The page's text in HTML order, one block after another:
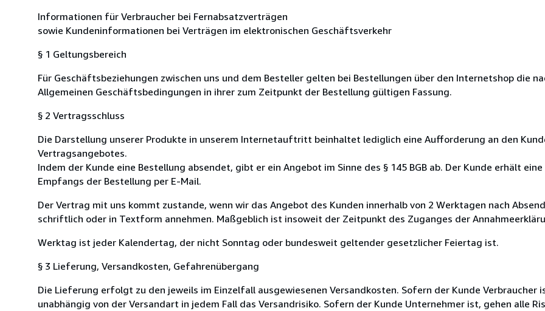
Informationen für Verbraucher bei Fernabsatzverträgen
sowie Kundeninformationen bei Verträgen im elektronischen Geschäftsverkehr
§ 1 Geltungsbereich
Für Geschäftsbeziehungen zwischen uns und dem Besteller gelten bei Bestellungen über den Internetshop die
Allgemeinen Geschäftsbedingungen in ihrer zum Zeitpunkt der Bestellung gültigen Fassung.
§ 2 Vertragsschluss
Die Darstellung unserer Produkte in unserem Internetauftritt beinhaltet lediglich eine Aufforderung an den
Vertragsangebotes.
Indem der Kunde eine Bestellung absendet, gibt er ein Angebot im Sinne des § 145 BGB ab. Der Kunde erhält
Empfangs der Bestellung per E-Mail.
Der Vertrag mit uns kommt zustande, wenn wir das Angebot des Kunden innerhalb von 2 Werktagen nach
schriftlich oder in Textform annehmen. Maßgeblich ist insoweit der Zeitpunkt des Zuganges der
Werktag ist jeder Kalendertag, der nicht Sonntag oder bundesweit geltender gesetzlicher Feiertag ist.
§ 3 Lieferung, Versandkosten, Gefahrenübergang
Die Lieferung erfolgt zu den jeweils im Einzelfall ausgewiesenen Versandkosten. Sofern der Kunde Verbraucher
unabhängig von der Versandart in jedem Fall das Versandrisiko. Sofern der Kunde Unternehmer ist, gehen alle